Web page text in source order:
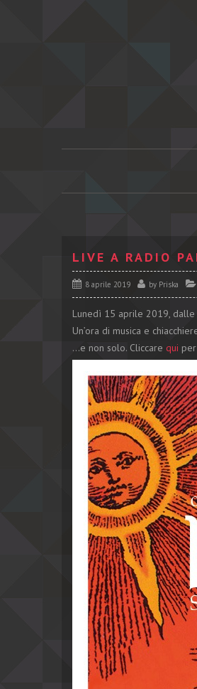
LIVE A RADIO
8 aprile 2019 by Priska
Lunedì 15 aprile 2019, dalle
Un’ora di musica e
…e non solo. Cliccare qui